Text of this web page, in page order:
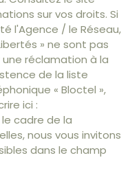
sur vos droits. Si
l'Agence / le Réseau,
» ne sont pas
réclamation à la
de la liste
« Bloctel »,
ici :
le cadre de la
nous vous invitons
dans le champ